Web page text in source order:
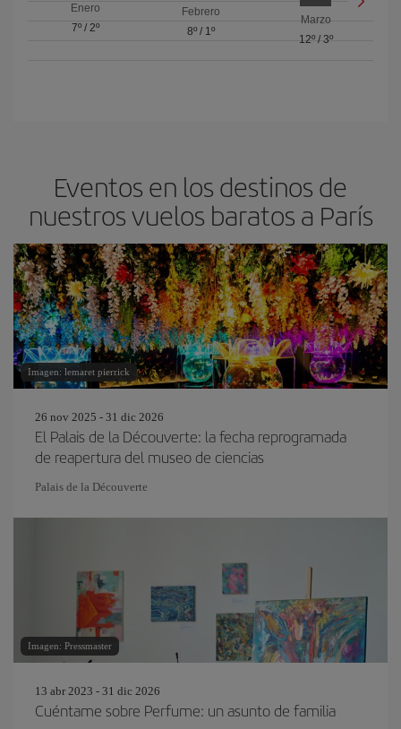
Enero
7º/ 2º
Febrero
8º/ 1º
Marzo
12º/ 3º
Eventos en los destinos de
nuestros vuelos baratos a París
Imagen: lemaret pierrick
26 nov 2025 - 31 dic 2026
El Palais de la Découverte: la fecha reprogramada
de reapertura del museo de ciencias
Palais de la Découverte
Imagen: Pressmaster
13 abr 2023 - 31 dic 2026
Cuéntame sobre Perfume: un asunto de familia